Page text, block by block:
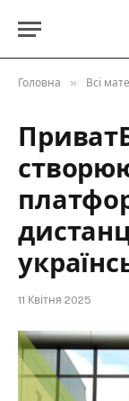
Головна » Всі
11 Квітня 2025